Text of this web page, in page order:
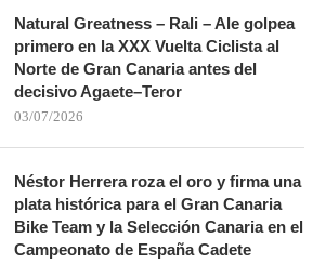
Natural Greatness – Rali – Ale golpea
primero en la XXX Vuelta Ciclista al
Norte de Gran Canaria antes del
decisivo Agaete–Teror
03/07/2026
Néstor Herrera roza el oro y firma una
plata histórica para el Gran Canaria
Bike Team y la Selección Canaria en el
Campeonato de España Cadete